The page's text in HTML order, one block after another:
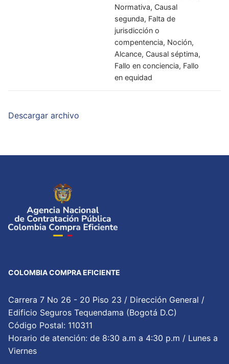
Normativa, Causal
segunda, Falta de
jurisdicción o
compentencia, Noción,
Alcance, Causal séptima,
Fallo en conciencia, Fallo
en equidad
Descargar archivo
COLOMBIA COMPRA EFICIENTE
Carrera 7 No 26 - 20 Piso 23 / Dirección General /
Edificio Seguros Tequendama (Bogotá D.C)
Código Postal: 110311
Horario de atención: de 8:30 a.m a 4:30 p.m / Lunes a
Viernes